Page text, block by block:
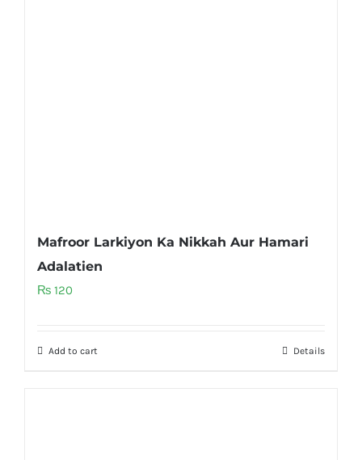
Mafroor Larkiyon Ka Nikkah Aur Hamari
Adalatien
₨ 120
Add to cart Details